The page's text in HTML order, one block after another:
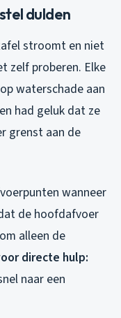
dulden
stroomt en niet
zelf proberen. Elke
waterschade aan
had geluk dat ze
grenst aan de
wanneer
de hoofdafvoer
alleen de
directe hulp:
naar een